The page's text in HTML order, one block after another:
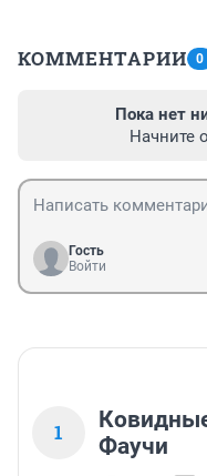
КОММЕНТАРИИ 0
Пока нет
Начните
Гость
Войти
1
Фаучи